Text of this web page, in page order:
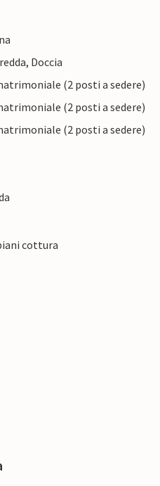
Doccia
(2 posti a sedere)
(2 posti a sedere)
(2 posti a sedere)
cottura